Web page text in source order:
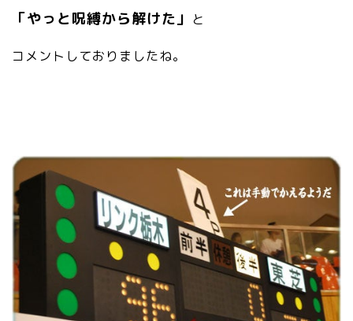
「やっと呪縛から解けた」 と
コメントしておりましたね。